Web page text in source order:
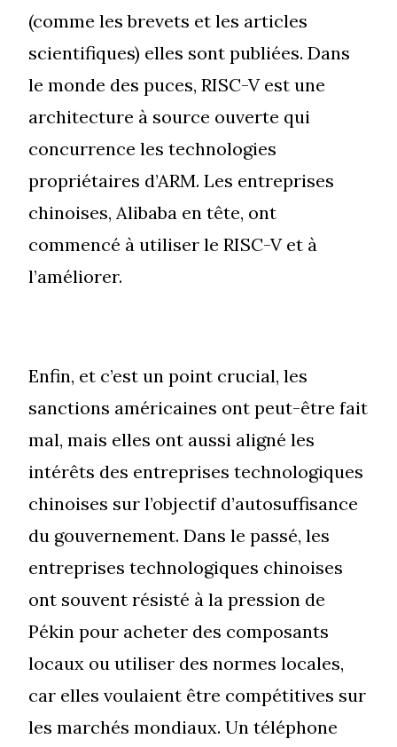
(comme les brevets et les articles
scientifiques) elles sont publiées. Dans
le monde des puces, RISC-V est une
architecture à source ouverte qui
concurrence les technologies
propriétaires d’ARM. Les entreprises
chinoises, Alibaba en tête, ont
commencé à utiliser le RISC-V et à
l’améliorer.
Enfin, et c’est un point crucial, les
sanctions américaines ont peut-être fait
mal, mais elles ont aussi aligné les
intérêts des entreprises technologiques
chinoises sur l’objectif d’autosuffisance
du gouvernement. Dans le passé, les
entreprises technologiques chinoises
ont souvent résisté à la pression de
Pékin pour acheter des composants
locaux ou utiliser des normes locales,
car elles voulaient être compétitives sur
les marchés mondiaux. Un téléphone